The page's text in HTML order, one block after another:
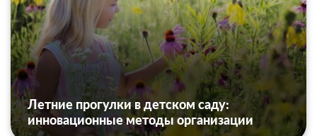
Летние прогулки в детском саду:
инновационные методы организации